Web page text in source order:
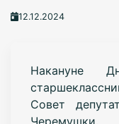
12.12.2024
Накануне
Совет
Черемушки.